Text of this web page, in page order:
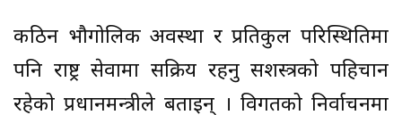
कठिन भौगोलिक अवस्था र प्रतिकुल परिस्थितिमा
पनि राष्ट्र सेवामा सक्रिय रहनु सशस्त्रको पहिचान
रहेको प्रधानमन्त्रीले बताइन् । विगतको निर्वाचनमा